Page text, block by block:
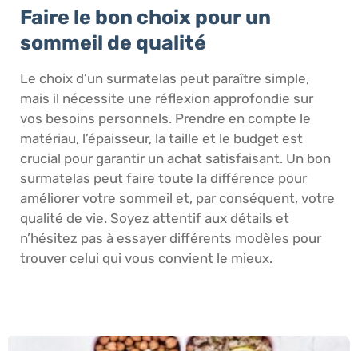
Faire le bon choix pour un
sommeil de qualité
Le choix d’un surmatelas peut paraître simple,
mais il nécessite une réflexion approfondie sur
vos besoins personnels. Prendre en compte le
matériau, l’épaisseur, la taille et le budget est
crucial pour garantir un achat satisfaisant. Un bon
surmatelas peut faire toute la différence pour
améliorer votre sommeil et, par conséquent, votre
qualité de vie. Soyez attentif aux détails et
n’hésitez pas à essayer différents modèles pour
trouver celui qui vous convient le mieux.